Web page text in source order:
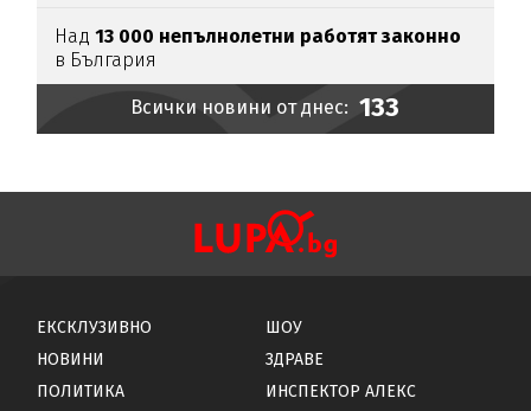
Над13 000 непълнолетни работят законно
в България
Всички новини от днес: 133
ЕКСКЛУЗИВНО
НОВИНИ
ПОЛИТИКА
ШОУ
ЗДРАВЕ
ИНСПЕКТОР АЛЕКС